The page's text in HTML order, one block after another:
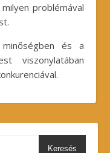
problémával
és a
viszonylatában
Keresés